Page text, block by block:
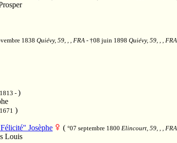
1838 Quiévy, 59, , , FRA - †08 juin 1898 Quiévy, 59, , , FRA
- )
)
Josèphe
( °07 septembre 1800 Elincourt, 59, , , FRA
Louis